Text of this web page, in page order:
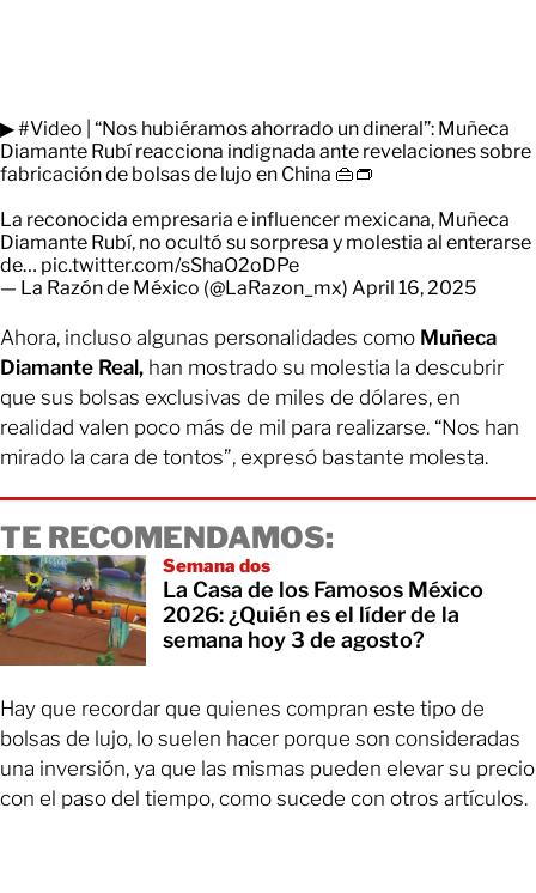
▶#Video | “Nos hubiéramos ahorrado un dineral”: Muñeca
Diamante Rubí reacciona indignada ante revelaciones sobre
fabricación de bolsas de lujo en China 👜👝
La reconocida empresaria e influencer mexicana, Muñeca
Diamante Rubí, no ocultó su sorpresa y molestia al enterarse
de… pic.twitter.com/sShaO2oDPe
— La Razón de México (@LaRazon_mx) April 16, 2025
Ahora, incluso algunas personalidades como Muñeca
Diamante Real, han mostrado su molestia la descubrir
que sus bolsas exclusivas de miles de dólares, en
realidad valen poco más de mil para realizarse. “Nos han
mirado la cara de tontos”, expresó bastante molesta.
TE RECOMENDAMOS:
Semana dos
La Casa de los Famosos México
2026: ¿Quién es el líder de la
semana hoy 3 de agosto?
Hay que recordar que quienes compran este tipo de
bolsas de lujo, lo suelen hacer porque son consideradas
una inversión, ya que las mismas pueden elevar su precio
con el paso del tiempo, como sucede con otros artículos.